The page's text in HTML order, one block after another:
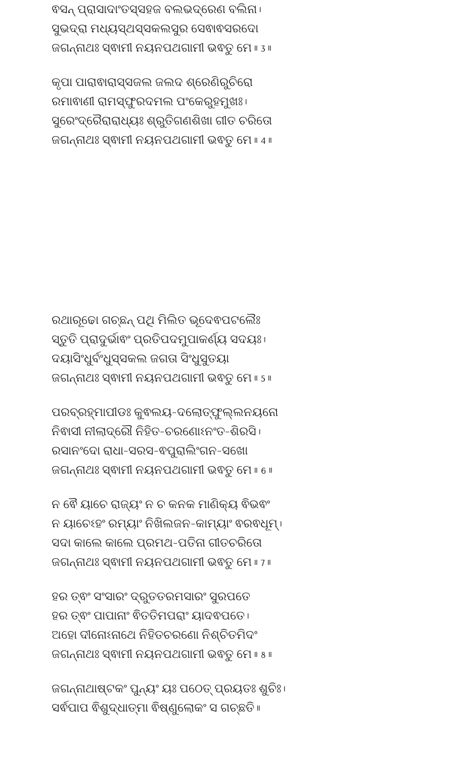
ଵସନ୍ ପ୍ରାସାଦାଂତସ୍ସହଜ ବଲଭଦ୍ରେଣ ବଲିନା ।
ସୁଭଦ୍ରା ମଧ୍ୟସ୍ଥସ୍ସକଲସୁର ସେଵାଵସରଦୋ
ଜଗନ୍ନାଥଃ ସ୍ଵାମୀ ନୟନପଥଗାମୀ ଭଵତୁ ମେ ॥ 3 ॥
କୃପା ପାରାଵାରାସ୍ସଜଲ ଜଲଦ ଶ୍ରେଣିରୁଚିରୋ
ରମାଵାଣୀ ରାମସ୍ଫୁରଦମଲ ପଂକେରୁହମୁଖଃ ।
ସୁରେଂଦ୍ରୈରାରାଧ୍ୟଃ ଶ୍ରୁତିଗଣଶିଖା ଗୀତ ଚରିତୋ
ଜଗନ୍ନାଥଃ ସ୍ଵାମୀ ନୟନପଥଗାମୀ ଭଵତୁ ମେ ॥ 4 ॥
ରଥାରୂଢୋ ଗଚ୍ଛନ୍ ପଥି ମିଲିତ ଭୂଦେଵପଟଲୈଃ
ସ୍ତୁତି ପ୍ରାଦୁର୍ଭାଵଂ ପ୍ରତିପଦମୁପାକର୍ଣ୍ୟ ସଦୟଃ ।
ଦୟାସିଂଧୁର୍ବଂଧୁସ୍ସକଲ ଜଗତା ସିଂଧୁସୁତୟା
ଜଗନ୍ନାଥଃ ସ୍ଵାମୀ ନୟନପଥଗାମୀ ଭଵତୁ ମେ ॥ 5 ॥
ପରବ୍ରହ୍ମାପୀଡଃ କୁଵଲୟ-ଦଲୋତ୍ଫୁଲ୍ଲନୟନୋ
ନିଵାସୀ ନୀଲାଦ୍ରୌ ନିହିତ-ଚରଣୋଽନଂତ-ଶିରସି ।
ରସାନଂଦୋ ରାଧା-ସରସ-ଵପୁରାଲିଂଗନ-ସଖୋ
ଜଗନ୍ନାଥଃ ସ୍ଵାମୀ ନୟନପଥଗାମୀ ଭଵତୁ ମେ ॥ 6 ॥
ନ ଵୈ ୟାଚେ ରାଜ୍ୟଂ ନ ଚ କନକ ମାଣିକ୍ୟ ଵିଭଵଂ
ନ ୟାଚେଽହଂ ରମ୍ୟାଂ ନିଖିଲଜନ-କାମ୍ୟାଂ ଵରଵଧୂମ୍ ।
ସଦା କାଲେ କାଲେ ପ୍ରମଥ-ପତିନା ଗୀତଚରିତୋ
ଜଗନ୍ନାଥଃ ସ୍ଵାମୀ ନୟନପଥଗାମୀ ଭଵତୁ ମେ ॥ 7 ॥
ହର ତ୍ଵଂ ସଂସାରଂ ଦ୍ରୁତତରମସାରଂ ସୁରପତେ
ହର ତ୍ଵଂ ପାପାନାଂ ଵିତତିମପରାଂ ୟାଦଵପତେ ।
ଅହୋ ଦୀନୋଽନାଥେ ନିହିତଚରଣୋ ନିଶ୍ଚିତମିଦଂ
ଜଗନ୍ନାଥଃ ସ୍ଵାମୀ ନୟନପଥଗାମୀ ଭଵତୁ ମେ ॥ 8 ॥
ଜଗନ୍ନାଥାଷ୍ଟକଂ ପୁନ୍ୟଂ ୟଃ ପଠେତ୍ ପ୍ରୟତଃ ଶୁଚିଃ ।
ସର୍ଵପାପ ଵିଶୁଦ୍ଧାତ୍ମା ଵିଷ୍ଣୁଲୋକଂ ସ ଗଚ୍ଛତି ॥